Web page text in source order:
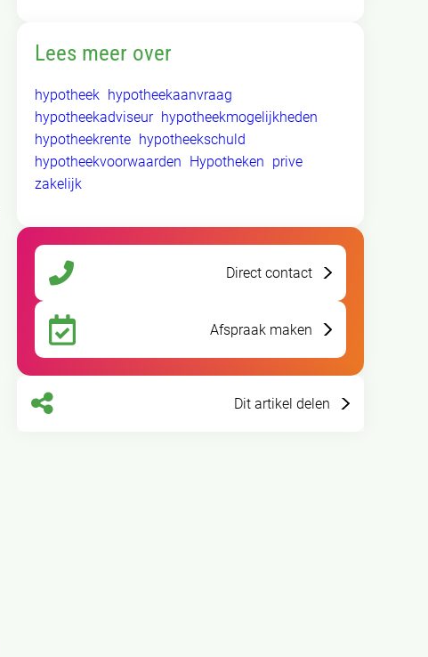
Lees meer over
hypotheek hypotheekaanvraag
hypotheekadviseur hypotheekmogelijkheden
hypotheekrente hypotheekschuld
hypotheekvoorwaarden Hypotheken prive
zakelijk
Direct contact
Afspraak maken
Dit artikel delen